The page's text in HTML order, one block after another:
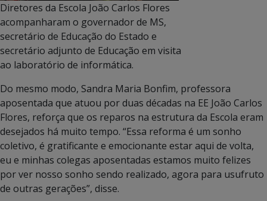
Diretores da Escola João Carlos Flores
acompanharam o governador de MS,
secretário de Educação do Estado e
secretário adjunto de Educação em visita
ao laboratório de informática.
Do mesmo modo, Sandra Maria Bonfim, professora
aposentada que atuou por duas décadas na EE João Carlos
Flores, reforça que os reparos na estrutura da Escola eram
desejados há muito tempo. “Essa reforma é um sonho
coletivo, é gratificante e emocionante estar aqui de volta,
eu e minhas colegas aposentadas estamos muito felizes
por ver nosso sonho sendo realizado, agora para usufruto
de outras gerações”, disse.